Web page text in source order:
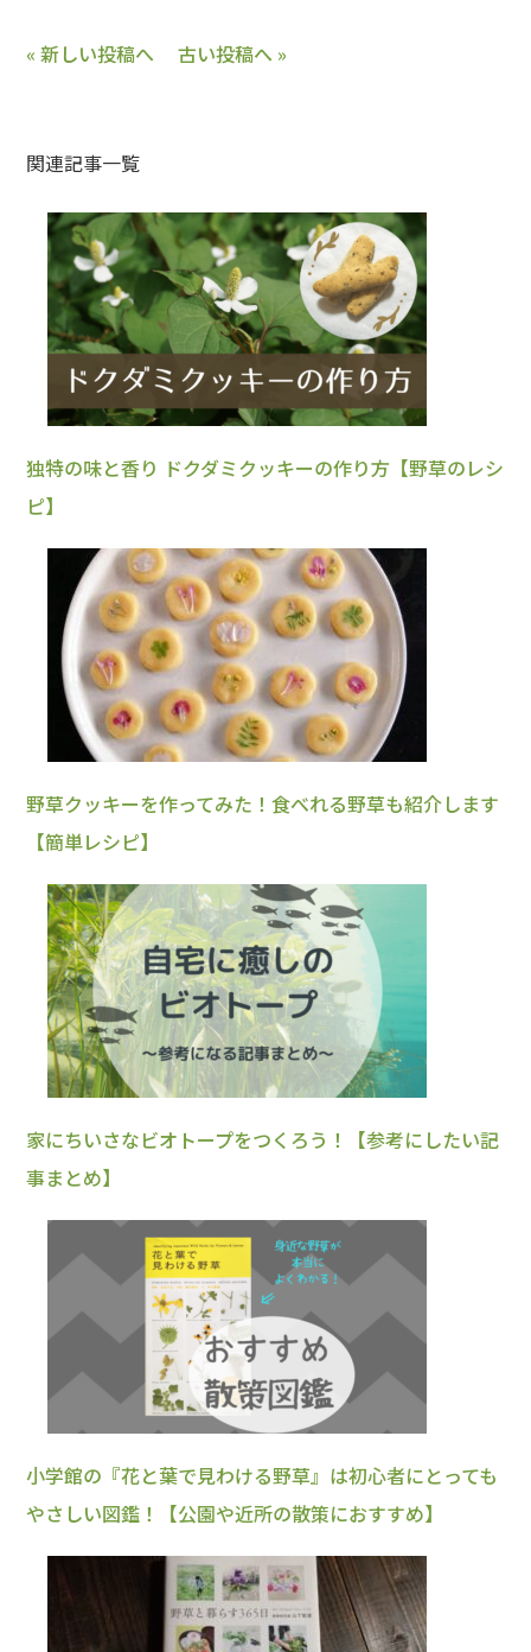
« 新しい投稿へ 古い投稿へ »
関連記事一覧
独特の味と香り ドクダミクッキーの作り方【野草のレシ
ピ】
野草クッキーを作ってみた！食べれる野草も紹介します
【簡単レシピ】
家にちいさなビオトープをつくろう！【参考にしたい記
事まとめ】
小学館の『花と葉で見わける野草』は初心者にとっても
やさしい図鑑！【公園や近所の散策におすすめ】